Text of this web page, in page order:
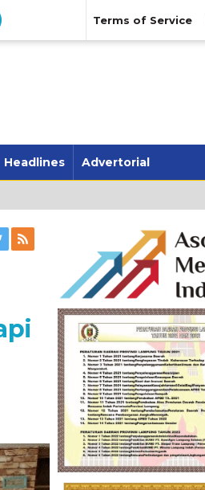
Terms of Service
Headlines Advertorial